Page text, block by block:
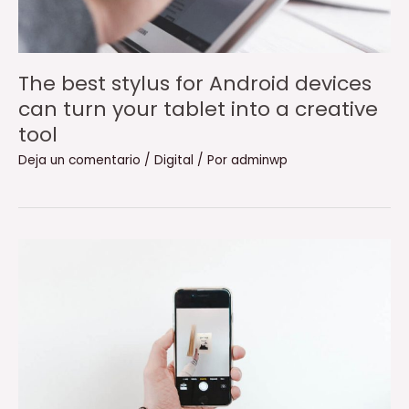
The best stylus for Android devices
can turn your tablet into a creative
tool
Deja un comentario / Digital / Por adminwp